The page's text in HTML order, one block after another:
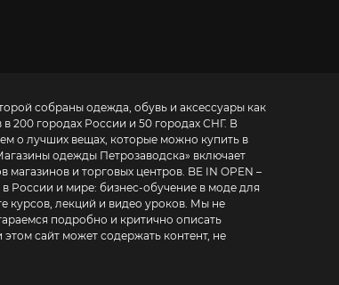
собраны одежда, обувь и аксессуары как
200 городах России и 50 городах СНГ. В
о лучших вещах, которые можно купить в
одежды Петрозаводска» включает
и торговых центров. BE IN OPEN –
России и мире: бизнес-обучение в моде для
курсов, лекций и видео уроков. Мы не
подробно и критично описать
сайт может содержать контент, не